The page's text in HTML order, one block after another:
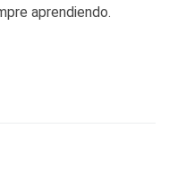
aprendiendo.